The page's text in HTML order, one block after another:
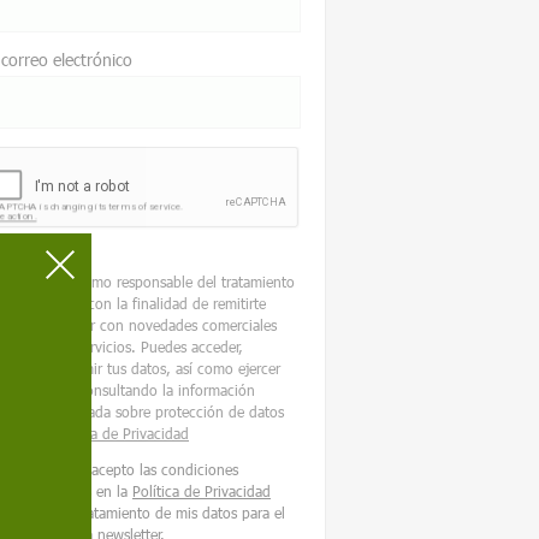
electrónico
como responsable del tratamiento
tus datos con la finalidad de remitirte
newsletter con novedades comerciales
nuestros servicios. Puedes acceder,
y suprimir tus datos, así como ejercer
derechos consultando la información
y detallada sobre protección de datos
Política de Privacidad
He leído y acepto las condiciones
contenidas en la Política de Privacidad
sobre el tratamiento de mis datos para el
envío de la newsletter.